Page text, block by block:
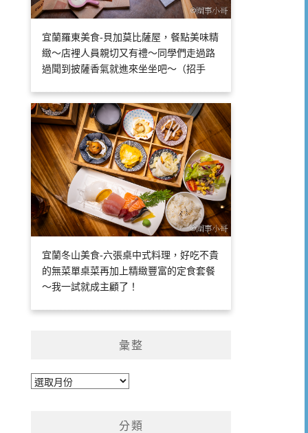
宜蘭羅東美食-貝加莫比薩屋，餐點美味精
緻～店裡人員親切又有禮～同學們走過路
過聞到披薩香氣就進來坐坐吧～（招手
宜蘭冬山美食-六張桌中式料理，好吃不貴
的無菜單桌菜再加上精緻豐富的定食套餐
～我一試就成主顧了！
彙整
彙
分類